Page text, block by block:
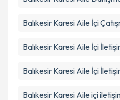
Balıkesir Karesi Aile İçi
Balıkesir Karesi Aile İçi
Balıkesir Karesi Aile İçi
Balıkesir Karesi Aile içi